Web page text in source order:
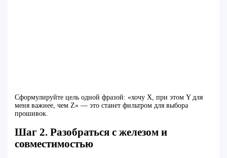
Сформулируйте цель одной фразой: «хочу X, при этом Y для
меня важнее, чем Z» — это станет фильтром для выбора
прошивок.
Шаг 2. Разобраться с железом и
совместимостью